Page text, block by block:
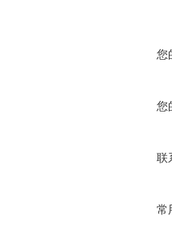
您
您
联
常